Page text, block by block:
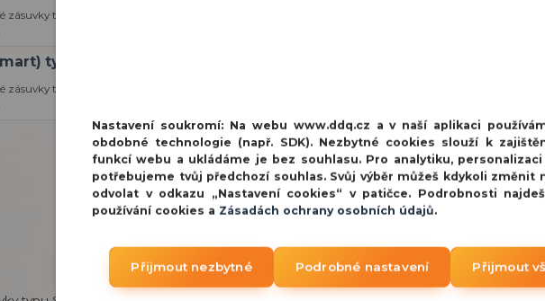
zásuvky typu Smart E, vybavený LED prstencem,
type E Graphite kryt zásuvky
zásuvky typu Smart E, vybavený LED prstencem,
Nastavení soukromí: Na webu www.ddq.cz a v naší aplikaci
obdobné technologie (např. SDK). Nezbytné cookies slouží k
funkcí webu a ukládáme je bez souhlasu. Pro analytiku,
potřebujeme tvůj předchozí souhlas. Svůj výběr můžeš kdykoli změnit
odvolat v odkazu „Nastavení cookies“ v patičce. Podrobnosti
používání cookies a Zásadách ochrany osobních údajů.
Přijmout nezbytné Podrobné nastavení Přijmout